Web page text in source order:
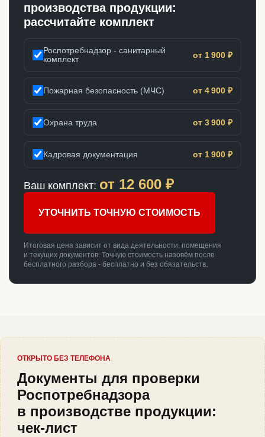
производства продукции:
рассчитайте комплект
Роспотребнадзор - санитарный
комплект
от 1 900 ₽
Пожарная безопасность (МЧС) от 4 900 ₽
Охрана труда от 3 900 ₽
Кадровая документация от 1 900 ₽
Ваш комплект: от 12 600 ₽
УТОЧНИТЬ ТОЧНУЮ СТОИМОСТЬ
Итоговая цена зависит от вида деятельности, помещения
и текущих документов. Точную стоимость назовём после
бесплатного разбора - бесплатно и без обязательств.
ОТКРЫТО БЕЗ ТЕЛЕФОНА
Документы для проверки
Роспотребнадзора
в производстве продукции:
чек-лист